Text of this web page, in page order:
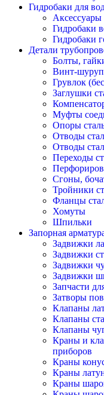
Гидробаки для
Аксессуары
Гидробаки
Гидробаки
Детали
Болты,
Винт-
Грувлок
Заглушки
Муфты
Опоры
Отводы
Отводы
Переходы
Сгоны,
Тройники
Фланцы
Хомуты
Шпильки
Запорная
Задвижки
Задвижки
Задвижки
Задвижки
Запчасти
Затворы
Клапаны
Клапаны
Клапаны
Краны и
приборов
Краны
Краны
Краны